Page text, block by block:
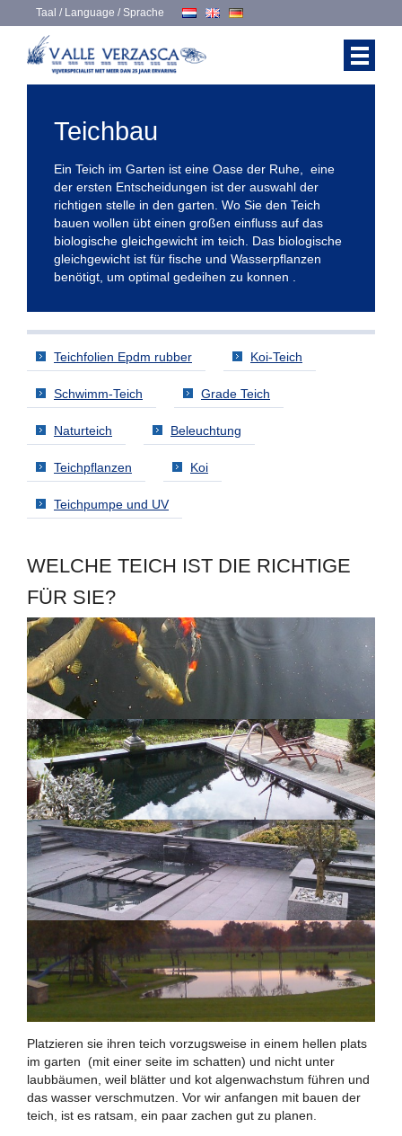
Taal / Language / Sprache
Teichbau
Ein Teich im Garten ist eine Oase der Ruhe, eine
der ersten Entscheidungen ist der auswahl der
richtigen stelle in den garten. Wo Sie den Teich
bauen wollen übt einen großen einfluss auf das
biologische gleichgewicht im teich. Das biologische
gleichgewicht ist für fische und Wasserpflanzen
benötigt, um optimal gedeihen zu konnen .
Teichfolien Epdm rubber Koi-Teich
Schwimm-Teich Grade Teich
Naturteich Beleuchtung
Teichpflanzen Koi
Teichpumpe und UV
WELCHE TEICH IST DIE RICHTIGE
FÜR SIE?
Platzieren sie ihren teich vorzugsweise in einem hellen plats
im garten (mit einer seite im schatten) und nicht unter
laubbäumen, weil blätter und kot algenwachstum führen und
das wasser verschmutzen. Vor wir anfangen mit bauen der
teich, ist es ratsam, ein paar zachen gut zu planen.